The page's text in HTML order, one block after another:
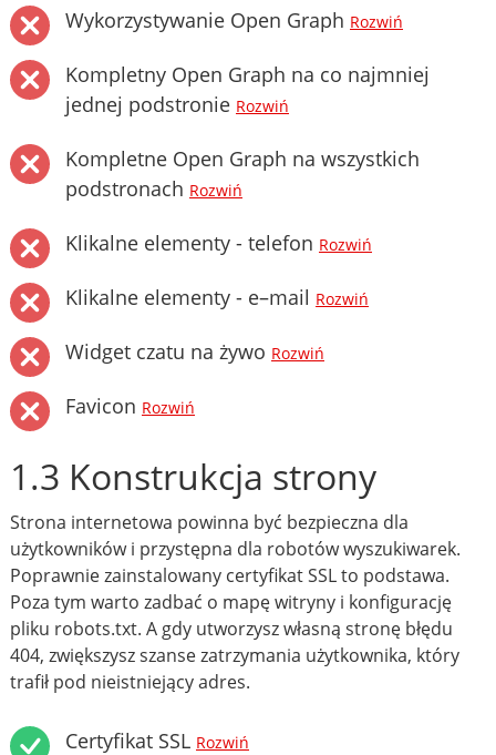
Wykorzystywanie Open Graph Rozwiń
Kompletny Open Graph na co najmniej
jednej podstronie Rozwiń
Kompletne Open Graph na wszystkich
podstronach Rozwiń
Klikalne elementy - telefon Rozwiń
Klikalne elementy - e–mail Rozwiń
Widget czatu na żywo Rozwiń
Favicon Rozwiń
1.3 Konstrukcja strony
Strona internetowa powinna być bezpieczna dla
użytkowników i przystępna dla robotów wyszukiwarek.
Poprawnie zainstalowany certyfikat SSL to podstawa.
Poza tym warto zadbać o mapę witryny i konfigurację
pliku robots.txt. A gdy utworzysz własną stronę błędu
404, zwiększysz szanse zatrzymania użytkownika, który
trafił pod nieistniejący adres.
Certyfikat SSL Rozwiń